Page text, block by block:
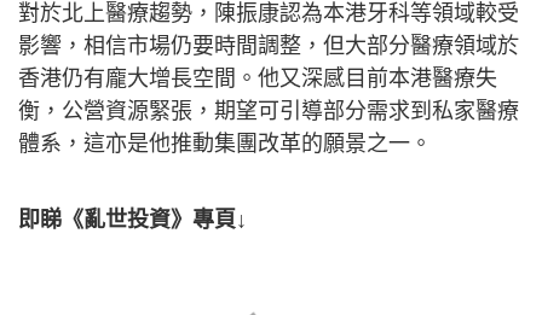
對於北上醫療趨勢，陳振康認為本港牙科等領域較受
影響，相信市場仍要時間調整，但大部分醫療領域於
香港仍有龐大增長空間。他又深感目前本港醫療失
衡，公營資源緊張，期望可引導部分需求到私家醫療
體系，這亦是他推動集團改革的願景之一。
即睇《亂世投資》專頁↓